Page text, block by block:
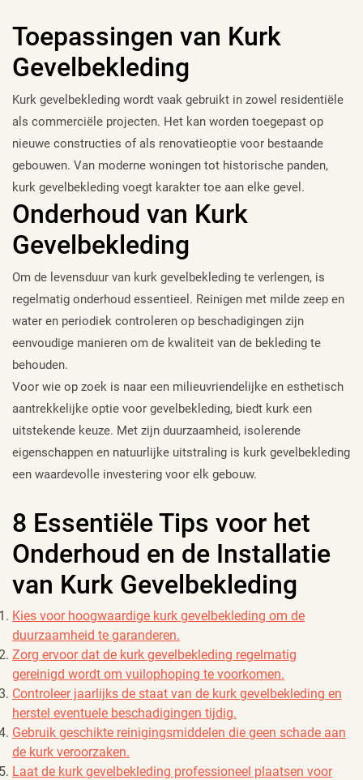
Toepassingen van Kurk
Gevelbekleding
Kurk gevelbekleding wordt vaak gebruikt in zowel residentiële
als commerciële projecten. Het kan worden toegepast op
nieuwe constructies of als renovatieoptie voor bestaande
gebouwen. Van moderne woningen tot historische panden,
kurk gevelbekleding voegt karakter toe aan elke gevel.
Onderhoud van Kurk
Gevelbekleding
Om de levensduur van kurk gevelbekleding te verlengen, is
regelmatig onderhoud essentieel. Reinigen met milde zeep en
water en periodiek controleren op beschadigingen zijn
eenvoudige manieren om de kwaliteit van de bekleding te
behouden.
Voor wie op zoek is naar een milieuvriendelijke en esthetisch
aantrekkelijke optie voor gevelbekleding, biedt kurk een
uitstekende keuze. Met zijn duurzaamheid, isolerende
eigenschappen en natuurlijke uitstraling is kurk gevelbekleding
een waardevolle investering voor elk gebouw.
8 Essentiële Tips voor het
Onderhoud en de Installatie
van Kurk Gevelbekleding
Kies voor hoogwaardige kurk gevelbekleding om de
duurzaamheid te garanderen.
Zorg ervoor dat de kurk gevelbekleding regelmatig
gereinigd wordt om vuilophoping te voorkomen.
Controleer jaarlijks de staat van de kurk gevelbekleding en
herstel eventuele beschadigingen tijdig.
Gebruik geschikte reinigingsmiddelen die geen schade aan
de kurk veroorzaken.
Laat de kurk gevelbekleding professioneel plaatsen voor